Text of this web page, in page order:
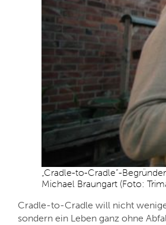
„Cradle-to-Cradle“-
Michael Braungart (Foto:
Cradle-to-Cradle will nicht
sondern ein Leben ganz ohne